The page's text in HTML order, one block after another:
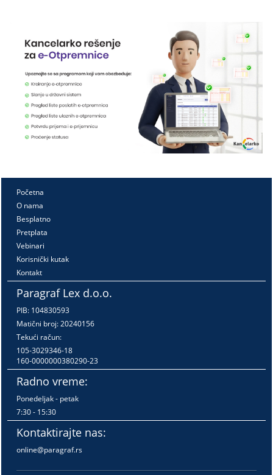
Početna
O nama
Besplatno
Pretplata
Vebinari
Korisnički kutak
Kontakt
Paragraf Lex d.o.o.
PIB: 104830593
Matični broj: 20240156
Tekući račun:
105-3029346-18
160-0000000380290-23
Radno vreme:
Ponedeljak - petak
7:30 - 15:30
Kontaktirajte nas:
online@paragraf.rs